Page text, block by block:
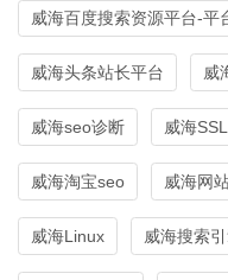
威海百度搜索资源平台-平
威海头条站长平台 威
威海seo诊断 威海SSL
威海淘宝seo 威海网
威海Linux 威海搜索